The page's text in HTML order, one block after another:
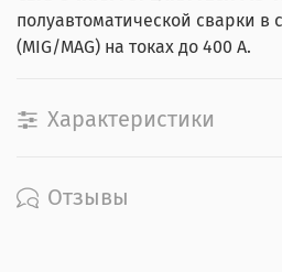
полуавтоматической сварки в
(MIG/MAG) на токах до 400 А.
Характеристики
Отзывы